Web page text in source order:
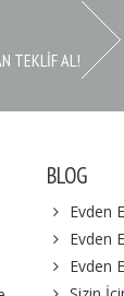
TEKLIF AL!
BLOG
Evden
Evden
Evden